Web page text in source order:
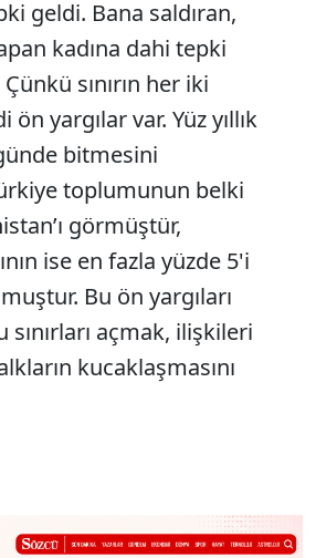
geldi. Bana saldıran,
kadına dahi tepki
sınırın her iki
yargılar var. Yüz yıllık
bitmesini
toplumunun belki
görmüştür,
ise en fazla yüzde 5'i
Bu ön yargıları
sınırları açmak, ilişkileri
kucaklaşmasını